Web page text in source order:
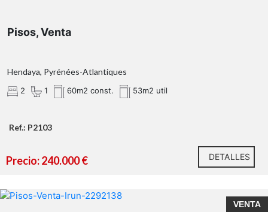
Pisos, Venta
Hendaya, Pyrénées-Atlantiques
2 1 60m2 const. 53m2 util
Ref.: P2103
Precio: 240.000 € DETALLES
VENTA